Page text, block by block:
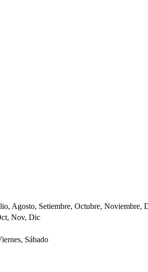
Agosto, Setiembre, Octubre, Noviembre,
Nov, Dic
Sábado